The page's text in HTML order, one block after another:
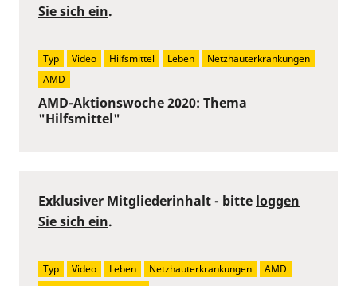
AMD-Aktionswoche 2020: Thema
"Hilfsmittel"
Sie sich ein.
Typ Video Hilfsmittel Leben
Netzhauterkrankungen
AMD
Exklusiver Mitgliederinhalt - bitte loggen
Sie sich ein.
Typ Video Leben Netzhauterkrankungen
AMD